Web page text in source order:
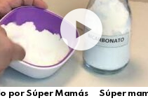
por Súper Mamás Súper